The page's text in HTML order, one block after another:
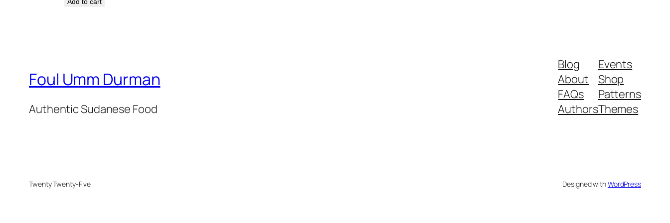
Add to cart
Foul Umm Durman
Authentic Sudanese Food
Blog
About
FAQs
Authors
Events
Shop
Patterns
Themes
Twenty Twenty-Five Designed withWordPress